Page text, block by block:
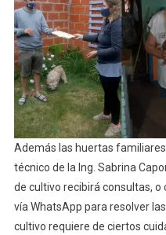
Además las huertas
técnico de la Ing. Sabrina
de cultivo recibirá consultas,
vía WhatsApp para resolver
cultivo requiere de ciertos